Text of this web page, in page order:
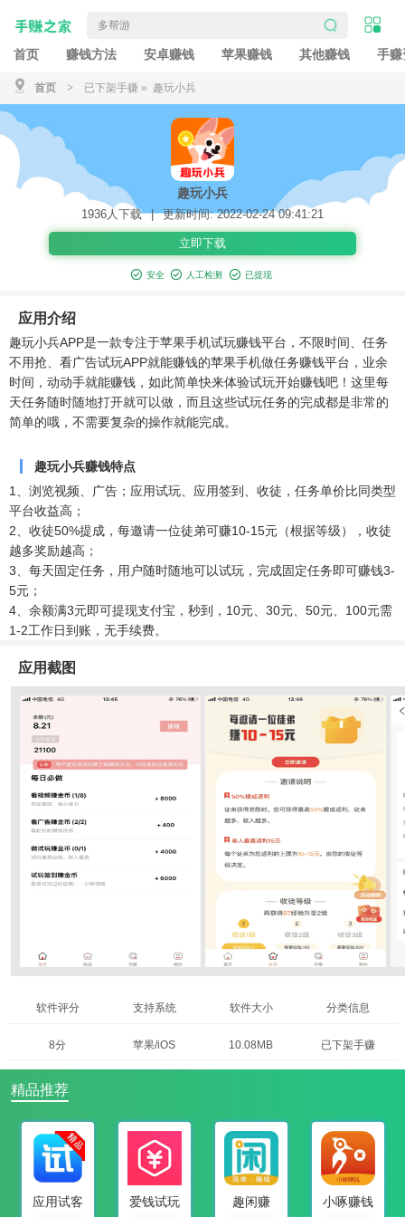
首页 赚钱方法 安卓赚钱 苹果赚钱 其他赚钱 手赚
首页 > 已下架手赚 » 趣玩小兵
趣玩小兵
1936人下载 | 更新时间: 2022-02-24 09:41:21
立即下载
安全 人工检测 已提现
应用介绍
趣玩小兵APP是一款专注于苹果手机试玩赚钱平台，不限时间、任务
不用抢、看广告试玩APP就能赚钱的苹果手机做任务赚钱平台，业余
时间，动动手就能赚钱，如此简单快来体验试玩开始赚钱吧！这里每
天任务随时随地打开就可以做，而且这些试玩任务的完成都是非常的
简单的哦，不需要复杂的操作就能完成。
趣玩小兵赚钱特点
1、浏览视频、广告；应用试玩、应用签到、收徒，任务单价比同类型
平台收益高；
2、收徒50%提成，每邀请一位徒弟可赚10-15元（根据等级），收徒
越多奖励越高；
3、每天固定任务，用户随时随地可以试玩，完成固定任务即可赚钱3-
5元；
4、余额满3元即可提现支付宝，秒到，10元、30元、50元、100元需
1-2工作日到账，无手续费。
应用截图
软件评分 支持系统 软件大小 分类信息
8分 苹果/iOS 10.08MB 已下架手赚
精品推荐
应用试客 爱钱试玩 趣闲赚 小啄赚钱